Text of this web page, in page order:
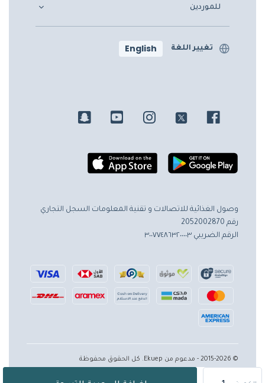
للموردين
تغيير اللغة English
وصول الغذائية للاتصالات و تقنية المعلومات السجل التجاري
رقم 2052002870
الرقم الضريبي ٣٠٠٧٧٤٨٦٣٢٠٠٠٠٣
© 2015-2026 - مدعوم من Ekuep. كل الحقوق محفوظة